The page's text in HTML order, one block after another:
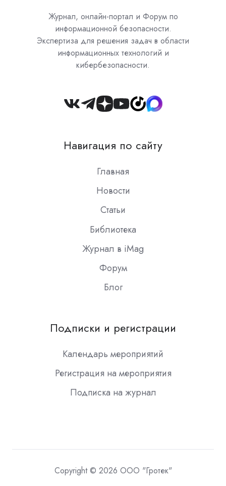
Журнал, онлайн-портал и Форум по
информационной безопасности.
Экспертиза для решения задач в области
информационных технологий и
кибербезопасности.
Join
Slack
Навигация по сайту
Главная
Новости
Статьи
Библиотека
Журнал в iMag
Форум
Блог
Подписки и регистрации
Календарь мероприятий
Регистрация на мероприятия
Подписка на журнал
Copyright © 2026 ООО "Гротек"